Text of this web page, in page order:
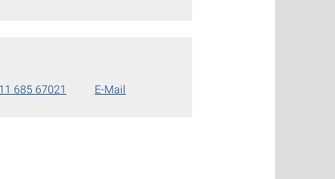
685 67021 E-Mail